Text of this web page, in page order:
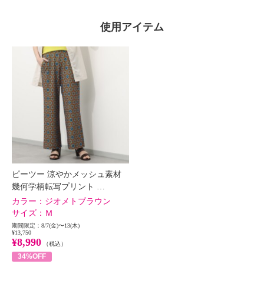
使用アイテム
ピーツー 涼やかメッシュ素材
幾何学柄転写プリント …
カラー： ジオメトブラウン
サイズ： Ｍ
期間限定：8/7(金)〜13(木)
¥13,750
¥8,990 （税込）
34%OFF